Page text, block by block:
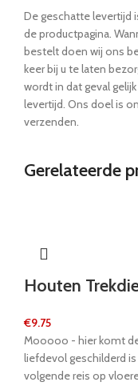
De geschatte levertijd
de productpagina.
bestelt doen wij ons
keer bij u te laten
wordt in dat geval
levertijd. Ons doel is
verzenden.
Gerelateerde
Houten
€9.75
Mooooo - hier komt
liefdevol geschilderd
volgende reis op